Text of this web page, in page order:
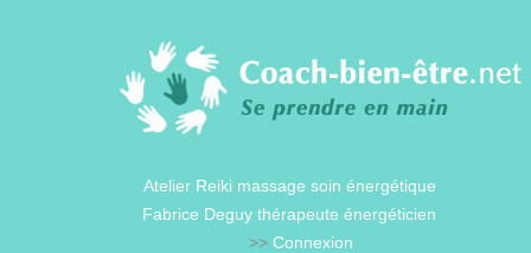
Atelier Reiki massage soin énergétique
Fabrice Deguy thérapeute énergéticien
>> Connexion